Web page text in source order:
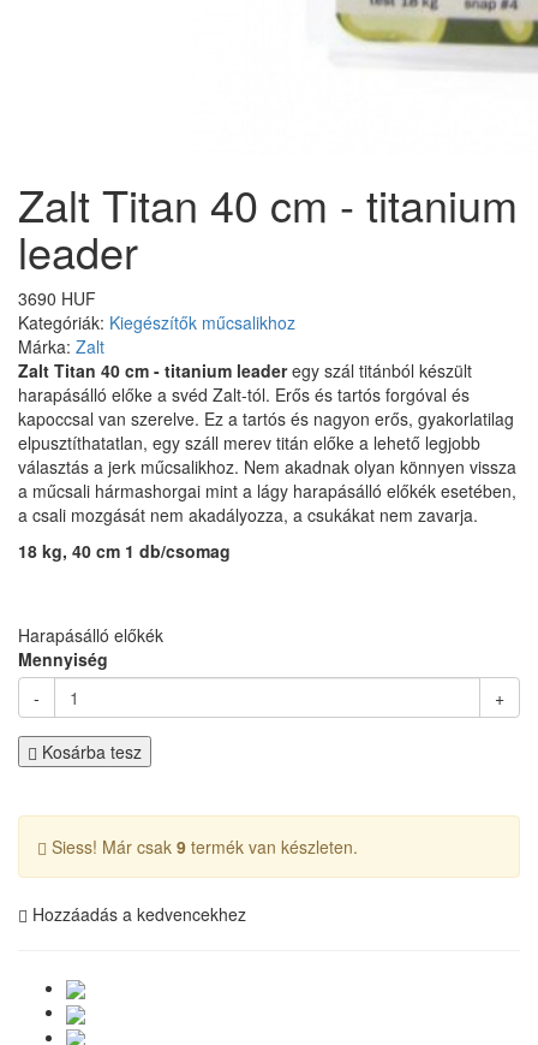
Zalt Titan 40 cm - titanium
leader
3690 HUF
Kategóriák: Kiegészítők műcsalikhoz
Márka: Zalt
Zalt Titan 40 cm - titanium leaderegy szál titánból készült
harapásálló előke a svéd Zalt-tól. Erős és tartós forgóval és
kapoccsal van szerelve. Ez a tartós és nagyon erős, gyakorlatilag
elpusztíthatatlan, egy száll merev titán előke a lehető legjobb
választás a jerk műcsalikhoz. Nem akadnak olyan könnyen vissza
a műcsali hármashorgai mint a lágy harapásálló előkék esetében,
a csali mozgását nem akadályozza, a csukákat nem zavarja.
18 kg, 40 cm 1 db/csomag
Harapásálló előkék
Mennyiség
-
+
Kosárba tesz
Siess! Már csak 9 termék van készleten.
Hozzáadás a kedvencekhez